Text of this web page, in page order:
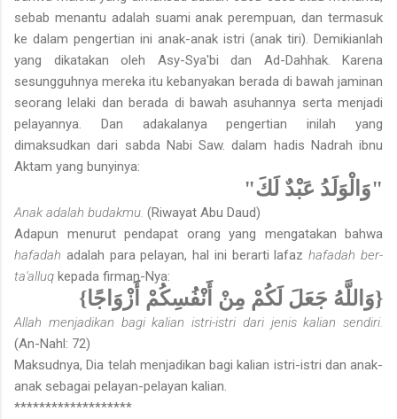
sebab menantu adalah suami anak perempuan, dan termasuk
ke dalam pengertian ini anak-anak istri (anak tiri). Demikianlah
yang dikatakan oleh Asy-Sya'bi dan Ad-Dahhak. Karena
sesungguhnya mereka itu kebanyakan berada di bawah jaminan
seorang lelaki dan berada di bawah asuhannya serta menjadi
pelayannya. Dan adakalanya pengertian inilah yang
dimaksudkan dari sabda Nabi Saw. dalam hadis Nadrah ibnu
Aktam yang bunyinya:
"وَالْوَلَدُ عَبْدٌ لَكَ"
Anak adalah budakmu. (Riwayat Abu Daud)
Adapun menurut pendapat orang yang mengatakan bahwa
hafadah adalah para pelayan, hal ini berarti lafazhafadah ber-
ta'alluq kepada firman-Nya:
{وَاللَّهُ جَعَلَ لَكُمْ مِنْ أَنْفُسِكُمْ أَزْوَاجًا}
Allah menjadikan bagi kalian istri-istri dari jenis kalian sendiri.
(An-Nahl: 72)
Maksudnya, Dia telah menjadikan bagi kalian istri-istri dan anak-
anak sebagai pelayan-pelayan kalian.
*******************